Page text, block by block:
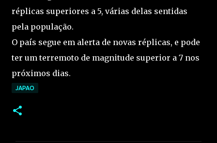
réplicas superiores a 5, várias delas sentidas
pela população.
O país segue em alerta de novas réplicas, e pode
ter um terremoto de magnitude superior a 7 nos
próximos dias.
JAPAO